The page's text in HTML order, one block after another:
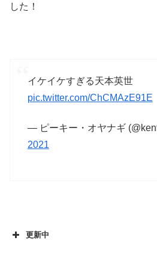
した！
イケイケすぎる天本英世
pic.twitter.com/ChCMAzE91E
— ピーキー・オヤナギ
2021
更新中